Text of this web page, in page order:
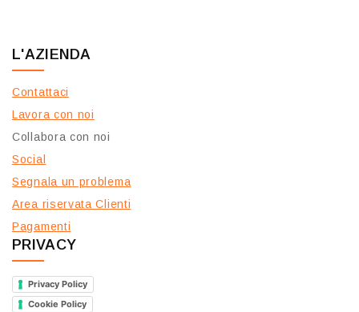
L'AZIENDA
Contattaci
Lavora con noi
Collabora con noi
Social
Segnala un problema
Area riservata Clienti
Pagamenti
PRIVACY
Privacy Policy
Cookie Policy